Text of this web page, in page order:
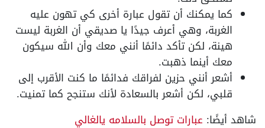
كما يمكنك أن تقول عبارة أخرى كي تهون عليه
الغربة، وهي أعرف جيدًا يا صديقي أن الغربة ليست
هينة، لكن تأكد دائمًا أنني معك وأن الله سيكون
معك أينما ذهبت.
أشعر أنني حزين لفراقك فدائمًا ما كنت الأقرب إلى
قلبي، لكن أشعر بالسعادة لأنك ستنجح كما تمنيت.
شاهد أيضًا: عبارات توصل بالسلامه يالغالي